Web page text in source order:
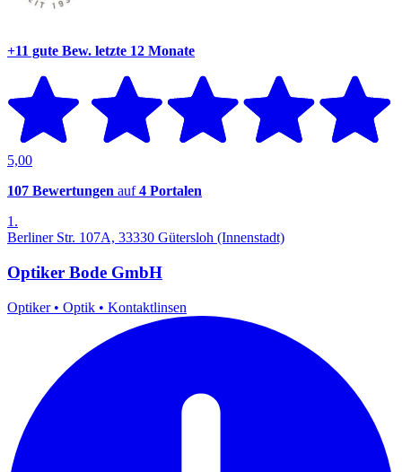
+11 gute Bew. letzte 12 Monate
5,00
107 Bewertungen auf4 Portalen
1.
Berliner Str. 107A, 33330 Gütersloh (Innenstadt)
Optiker Bode GmbH
Optiker • Optik • Kontaktlinsen